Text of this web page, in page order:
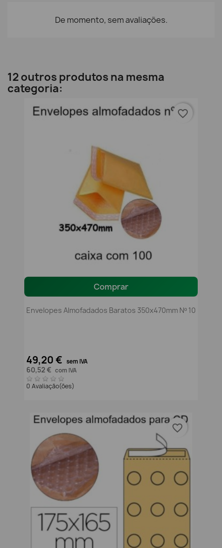
De momento, sem avaliações.
12 outros produtos na mesma
categoria:
Comprar
Envelopes Almofadados Baratos 350x470mm Nº 10
49,20 € sem IVA
60,52 € com IVA
0 Avaliação(ões)
favorite_border
favorite_border